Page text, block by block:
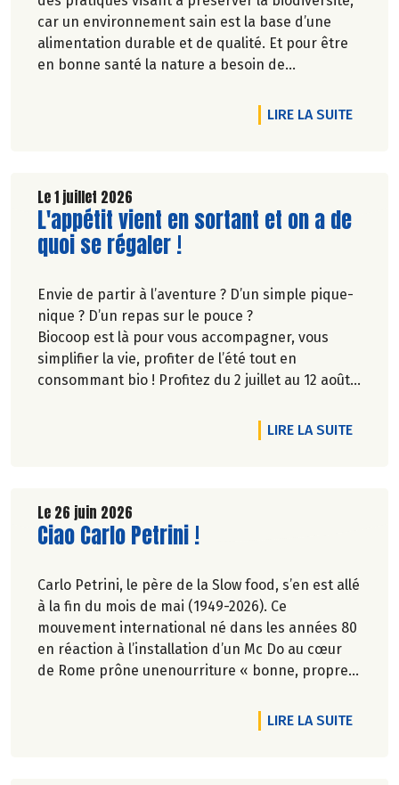
car un environnement sain est la base d’une
alimentation durable et de qualité. Et pour être
en bonne santé la nature a besoin de
LIRE LA SUITEDE
Le 1 juillet 2026
Lire la suite de l'article
L'appétit vient en sortant et on a de
quoi se régaler !
Envie de partir à l’aventure ? D’un simple pique-
nique ? D’un repas sur le pouce ?
Biocoop est là pour vous accompagner, vous
simplifier la vie, profiter de l’été tout en
consommant bio ! Profitez du 2 juillet au 12 août
LIRE LA SUITEDE
Le 26 juin 2026
Lire la suite de l'article
Ciao Carlo Petrini !
Carlo Petrini, le père de la Slow food, s’en est allé
à la fin du mois de mai (1949-2026). Ce
mouvement international né dans les années 80
en réaction à l’installation d’un Mc Do au cœur
de Rome prône unenourriture « bonne, propre
republions ici l’entretien qu’il avait accordé
àCulture Bioen 2018,et qui reste totalement
LIRE LA SUITEDE